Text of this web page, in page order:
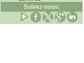
Suivez-nous: